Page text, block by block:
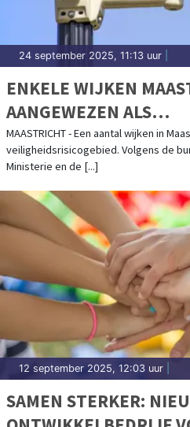
24 september 2025, 11:13 uur
ENKELE WIJKEN
AANGEWEZEN ALS
MAASTRICHT - Een aantal wijken in
veiligheidsrisicogebied. Volgens de
Ministerie en de [...]
12 september 2025, 12:03 uur
SAMEN STERKER: